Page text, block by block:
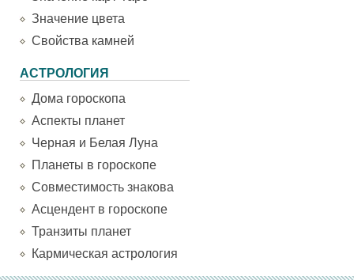
Значение цвета
Свойства камней
АСТРОЛОГИЯ
Дома гороскопа
Аспекты планет
Черная и Белая Луна
Планеты в гороскопе
Совместимость знакова
Асцендент в гороскопе
Транзиты планет
Кармическая астрология